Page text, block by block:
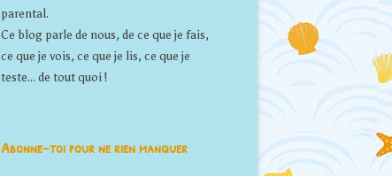
parental.
Ce blog parle de nous, de ce que je fais,
ce que je vois, ce que je lis, ce que je
teste... de tout quoi !
Abonne-toi pour ne rien manquer